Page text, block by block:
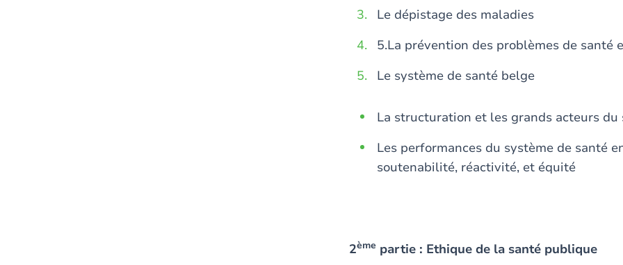
Le dépistage des maladies
5.La prévention des problèmes de santé
Le système de santé belge
La structuration et les grands acteurs du
Les performances du système de santé
soutenabilité, réactivité, et équité
2ème partie : Ethique de la santé publique